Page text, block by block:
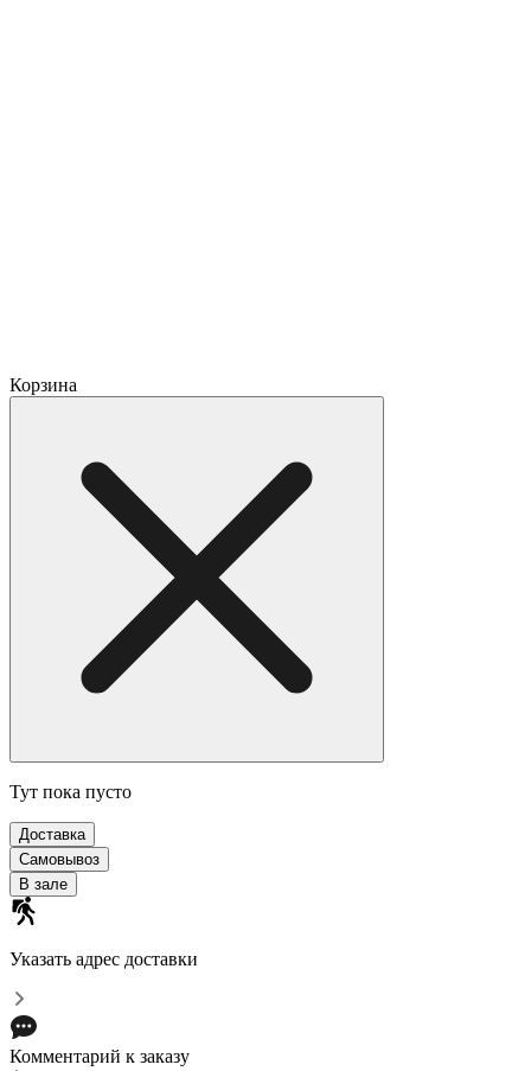
Корзина
Тут пока пусто
Доставка
Самовывоз
В зале
Указать адрес доставки
Комментарий к заказу